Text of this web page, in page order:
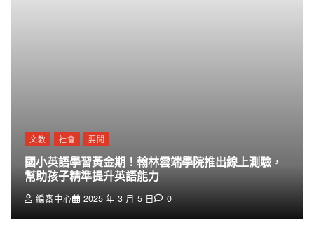
文教 社會 要聞
國小英語學習黃金期！翰林雲端學院推出線上測驗，
幫助孩子精準提升英語能力
編審中心 2025 年 3 月 5 日 0